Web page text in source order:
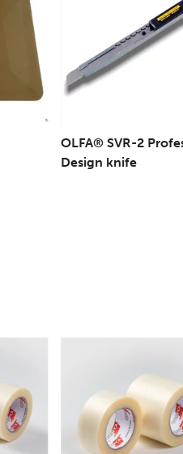
OLFA® SVR-2
Design knife